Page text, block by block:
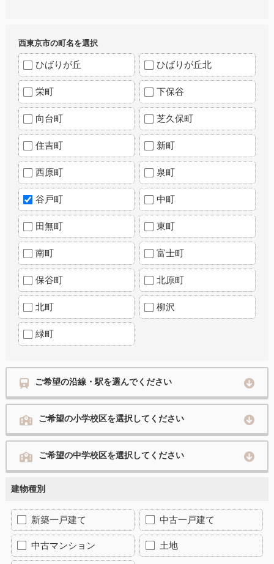
西東京市の町名を選択
ひばりが丘 ひばりが丘北
栄町 下保谷
向台町 芝久保町
住吉町 新町
西原町 泉町
谷戸町 中町
田無町 東町
南町 富士町
保谷町 北原町
北町 柳沢
緑町
ご希望の沿線・駅を選んでください
ご希望の小学校区を選択してください
ご希望の中学校区を選択してください
建物種別
新築一戸建て 中古一戸建て
中古マンション 土地